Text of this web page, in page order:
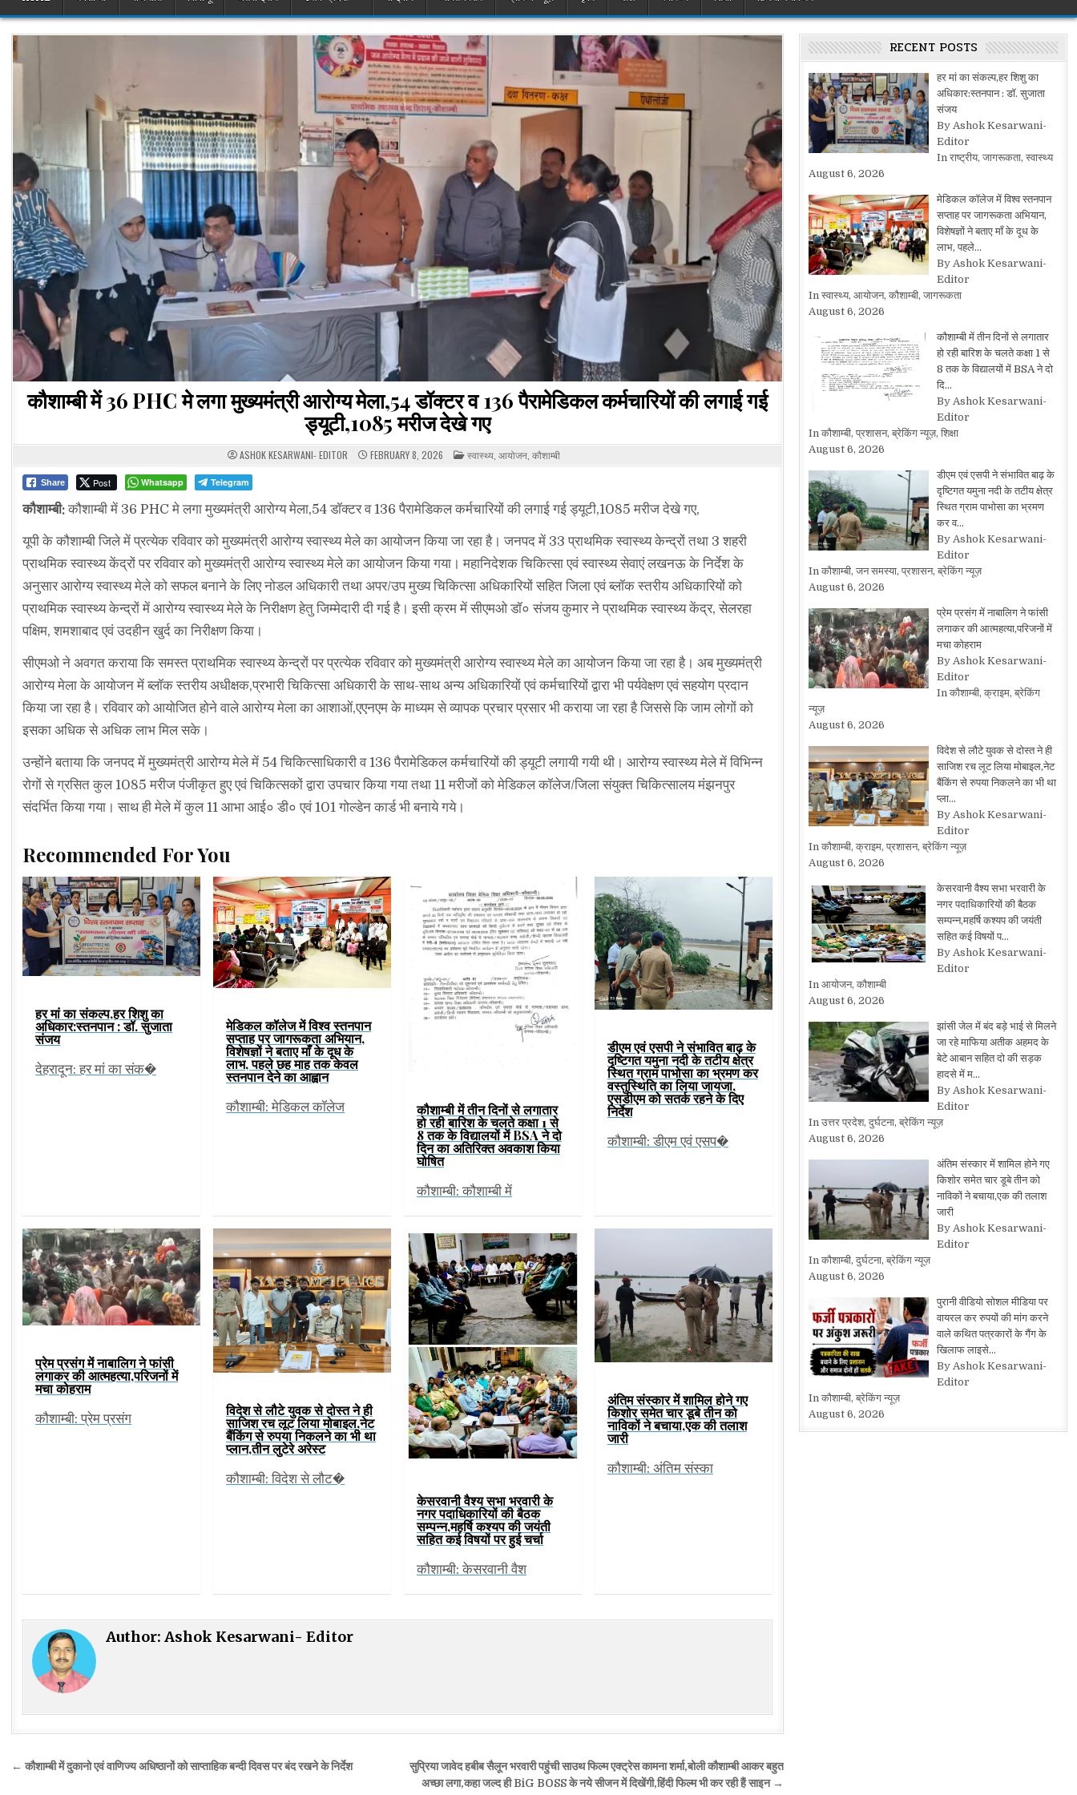
कौशाम्बी में 36 PHC मे लगा मुख्यमंत्री आरोग्य मेला,54 डॉक्टर व 136 पैरामेडिकल कर्मचारियों की लगाई गई
ड्यूटी,1085 मरीज देखे गए
ASHOK KESARWANI- EDITOR FEBRUARY 8, 2026 POSTED
IN
स्वास्थ्य, आयोजन, कौशाम्बी
Share Post Whatsapp Telegram
कौशाम्बी:कौशाम्बी में 36 PHC मे लगा मुख्यमंत्री आरोग्य मेला,54 डॉक्टर व 136 पैरामेडिकल कर्मचारियों की लगाई गई ड्यूटी,1085 मरीज देखे गए,
यूपी के कौशाम्बी जिले में प्रत्येक रविवार को मुख्यमंत्री आरोग्य स्वास्थ्य मेले का आयोजन किया जा रहा है। जनपद में 33 प्राथमिक स्वास्थ्य केन्द्रों तथा 3 शहरी
प्राथमिक स्वास्थ्य केंद्रों पर रविवार को मुख्यमंत्री आरोग्य स्वास्थ्य मेले का आयोजन किया गया। महानिदेशक चिकित्सा एवं स्वास्थ्य सेवाएं लखनऊ के निर्देश के
अनुसार आरोग्य स्वास्थ्य मेले को सफल बनाने के लिए नोडल अधिकारी तथा अपर/उप मुख्य चिकित्सा अधिकारियों सहित जिला एवं ब्लॉक स्तरीय अधिकारियों को
प्राथमिक स्वास्थ्य केन्द्रों में आरोग्य स्वास्थ्य मेले के निरीक्षण हेतु जिम्मेदारी दी गई है। इसी क्रम में सीएमओ डॉ० संजय कुमार ने प्राथमिक स्वास्थ्य केंद्र, सेलरहा
पक्षिम, शमशाबाद एवं उदहीन खुर्द का निरीक्षण किया।
सीएमओ ने अवगत कराया कि समस्त प्राथमिक स्वास्थ्य केन्द्रों पर प्रत्येक रविवार को मुख्यमंत्री आरोग्य स्वास्थ्य मेले का आयोजन किया जा रहा है। अब मुख्यमंत्री
आरोग्य मेला के आयोजन में ब्लॉक स्तरीय अधीक्षक,प्रभारी चिकित्सा अधिकारी के साथ-साथ अन्य अधिकारियों एवं कर्मचारियों द्वारा भी पर्यवेक्षण एवं सहयोग प्रदान
किया जा रहा है। रविवार को आयोजित होने वाले आरोग्य मेला का आशाओं,एएनएम के माध्यम से व्यापक प्रचार प्रसार भी कराया जा रहा है जिससे कि जाम लोगों को
इसका अधिक से अधिक लाभ मिल सके।
उन्होंने बताया कि जनपद में मुख्यमंत्री आरोग्य मेले में 54 चिकित्साधिकारी व 136 पैरामेडिकल कर्मचारियों की ड्यूटी लगायी गयी थी। आरोग्य स्वास्थ्य मेले में विभिन्न
रोगों से ग्रसित कुल 1085 मरीज पंजीकृत हुए एवं चिकित्सकों द्वारा उपचार किया गया तथा 11 मरीजों को मेडिकल कॉलेज/जिला संयुक्त चिकित्सालय मंझनपुर
संदर्भित किया गया। साथ ही मेले में कुल 11 आभा आई० डी० एवं 101 गोल्डेन कार्ड भी बनाये गये।
Recommended For You
हर मां का संकल्प,हर शिशु का
अधिकार:स्तनपान : डॉ. सुजाता
संजय
देहरादून: हर मां का संक�
मेडिकल कॉलेज में विश्व स्तनपान
सप्ताह पर जागरूकता अभियान,
विशेषज्ञों ने बताए माँ के दूध के
लाभ, पहले छह माह तक केवल
स्तनपान देने का आह्वान
कौशाम्बी: मेडिकल कॉलेज कौशाम्बी में तीन दिनों से लगातार
हो रही बारिश के चलते कक्षा 1 से
8 तक के विद्यालयों में BSA ने दो
दिन का अतिरिक्त अवकाश किया
घोषित
कौशाम्बी: कौशाम्बी में
डीएम एवं एसपी ने संभावित बाढ़ के
दृष्टिगत यमुना नदी के तटीय क्षेत्र
स्थित ग्राम पाभोसा का भ्रमण कर
वस्तुस्थिति का लिया जायजा,
एसडीएम को सतर्क रहने के दिए
निर्देश
कौशाम्बी: डीएम एवं एसप�
प्रेम प्रसंग में नाबालिग ने फांसी
लगाकर की आत्महत्या,परिजनों में
मचा कोहराम
कौशाम्बी: प्रेम प्रसंग
विदेश से लौटे युवक से दोस्त ने ही
साजिश रच लूट लिया मोबाइल,नेट
बैंकिंग से रुपया निकलने का भी था
प्लान,तीन लुटेरे अरेस्ट
कौशाम्बी: विदेश से लौट�
केसरवानी वैश्य सभा भरवारी के
नगर पदाधिकारियों की बैठक
सम्पन्न,महर्षि कश्यप की जयंती
सहित कई विषयों पर हुई चर्चा
कौशाम्बी: केसरवानी वैश
अंतिम संस्कार में शामिल होने गए
किशोर समेत चार डूबे तीन को
नाविकों ने बचाया,एक की तलाश
जारी
कौशाम्बी: अंतिम संस्का
Author:Ashok Kesarwani- Editor
Post
सुप्रिया जावेद हबीब सैलून भरवारी पहुंची साउथ फिल्म एक्ट्रेस कामना शर्मा,बोली कौशाम्बी आकर बहुत
अच्छा लगा,कहा जल्द ही BiG BOSS के नये सीजन में दिखेंगी,हिंदी फिल्म भी कर रही हैं साइन →
← कौशाम्बी में दुकानो एवं वाणिज्य अधिष्ठानों को साप्ताहिक बन्दी दिवस पर बंद रखने के निर्देश
RECENT POSTS
हर मां का संकल्प,हर शिशु का
अधिकार:स्तनपान : डॉ. सुजाता
संजय
By Ashok Kesarwani-
Editor
In राष्ट्रीय, जागरूकता, स्वास्थ्य
August 6, 2026
मेडिकल कॉलेज में विश्व स्तनपान
सप्ताह पर जागरूकता अभियान,
विशेषज्ञों ने बताए माँ के दूध के
लाभ, पहले…
By Ashok Kesarwani-
Editor
In स्वास्थ्य, आयोजन, कौशाम्बी, जागरूकता
August 6, 2026
कौशाम्बी में तीन दिनों से लगातार
हो रही बारिश के चलते कक्षा 1 से
8 तक के विद्यालयों में BSA ने दो
दि…
By Ashok Kesarwani-
Editor
In कौशाम्बी, प्रशासन, ब्रेकिंग न्यूज़, शिक्षा
August 6, 2026
डीएम एवं एसपी ने संभावित बाढ़ के
दृष्टिगत यमुना नदी के तटीय क्षेत्र
स्थित ग्राम पाभोसा का भ्रमण
कर व…
By Ashok Kesarwani-
Editor
In कौशाम्बी, जन समस्या, प्रशासन, ब्रेकिंग न्यूज़
August 6, 2026
प्रेम प्रसंग में नाबालिग ने फांसी
लगाकर की आत्महत्या,परिजनों में
मचा कोहराम
By Ashok Kesarwani-
Editor
In कौशाम्बी, क्राइम, ब्रेकिंग
न्यूज़
August 6, 2026
विदेश से लौटे युवक से दोस्त ने ही
साजिश रच लूट लिया मोबाइल,नेट
बैंकिंग से रुपया निकलने का भी था
प्ला…
By Ashok Kesarwani-
Editor
In कौशाम्बी, क्राइम, प्रशासन, ब्रेकिंग न्यूज़
August 6, 2026
केसरवानी वैश्य सभा भरवारी के
नगर पदाधिकारियों की बैठक
सम्पन्न,महर्षि कश्यप की जयंती
सहित कई विषयों प…
By Ashok Kesarwani-
Editor
In आयोजन, कौशाम्बी
August 6, 2026
झांसी जेल में बंद बड़े भाई से मिलने
जा रहे माफिया अतीक अहमद के
बेटे आबान सहित दो की सड़क
हादसे में म…
By Ashok Kesarwani-
Editor
In उत्तर प्रदेश, दुर्घटना, ब्रेकिंग न्यूज़
August 6, 2026
अंतिम संस्कार में शामिल होने गए
किशोर समेत चार डूबे तीन को
नाविकों ने बचाया,एक की तलाश
जारी
By Ashok Kesarwani-
Editor
In कौशाम्बी, दुर्घटना, ब्रेकिंग न्यूज़
August 6, 2026
पुरानी वीडियो सोशल मीडिया पर
वायरल कर रुपयों की मांग करने
वाले कथित पत्रकारों के गैंग के
खिलाफ लाइसे…
By Ashok Kesarwani-
Editor
In कौशाम्बी, ब्रेकिंग न्यूज़
August 6, 2026